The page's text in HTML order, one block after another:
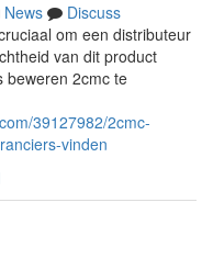
News
Discuss
om een distributeur
van dit product
beweren 2cmc te
39127982/2cmc-
vinden